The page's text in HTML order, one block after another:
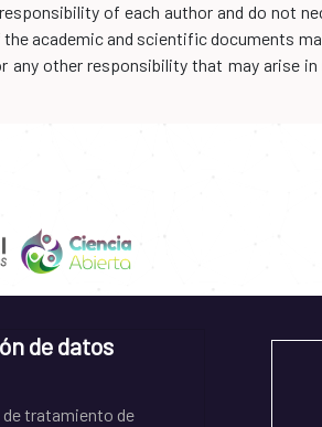
of each author and do not
academic and scientific documents
other responsibility that may arise
de datos
tratamiento de